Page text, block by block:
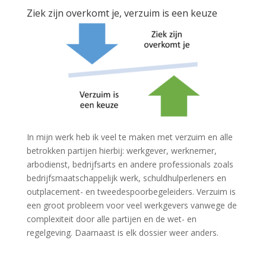
Ziek zijn overkomt je, verzuim is een keuze
In mijn werk heb ik veel te maken met verzuim en alle
betrokken partijen hierbij: werkgever, werknemer,
arbodienst, bedrijfsarts en andere professionals zoals
bedrijfsmaatschappelijk werk, schuldhulperleners en
outplacement- en tweedespoorbegeleiders. Verzuim is
een groot probleem voor veel werkgevers vanwege de
complexiteit door alle partijen en de wet- en
regelgeving. Daarnaast is elk dossier weer anders.